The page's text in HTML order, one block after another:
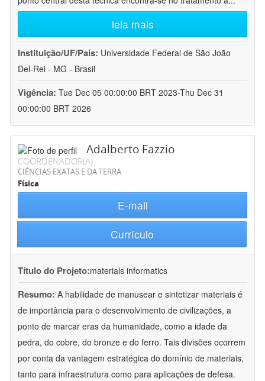
leia mais
Instituição/UF/País: Universidade Federal de São João
Del-Rei - MG - Brasil
Vigência: Tue Dec 05 00:00:00 BRT 2023-Thu Dec 31
00:00:00 BRT 2026
Adalberto Fazzio
COORDENADOR(A)
CIÊNCIAS EXATAS E DA TERRA
Física
E-mail
Currículo
Título do Projeto:materials informatics
Resumo: A habilidade de manusear e sintetizar materiais é
de importância para o desenvolvimento de civilizações, a
ponto de marcar eras da humanidade, como a idade da
pedra, do cobre, do bronze e do ferro. Tais divisões ocorrem
por conta da vantagem estratégica do domínio de materiais,
tanto para infraestrutura como para aplicações de defesa.